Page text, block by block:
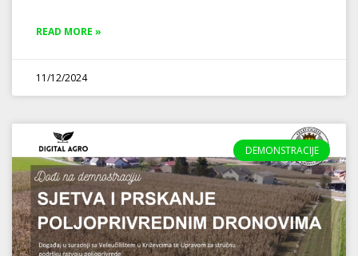
READ MORE »
11/12/2024
DEMONSTRACIJE